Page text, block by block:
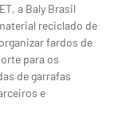
a Baly Brasil
reciclado de
fardos de
para os
de garrafas
e